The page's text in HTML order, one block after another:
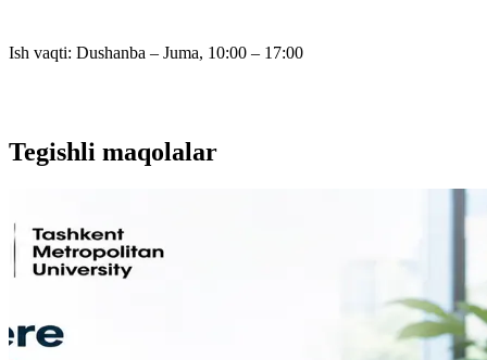
Ish vaqti: Dushanba – Juma, 10:00 – 17:00
Tegishli maqolalar